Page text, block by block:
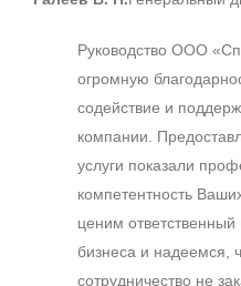
Руководство ООО
огромную
содействие и
компании.
услуги показали
компетентность
ценим
бизнеса и надеемся,
сотрудничество не